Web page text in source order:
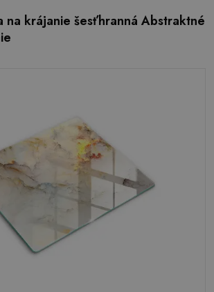
na krájanie šesťhranná Abstraktné